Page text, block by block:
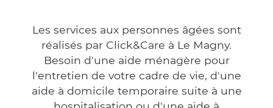
Les services aux personnes âgées sont
réalisés par Click&Care à Le Magny.
Besoin d'une aide ménagère pour
l'entretien de votre cadre de vie, d'une
aide à domicile temporaire suite à une